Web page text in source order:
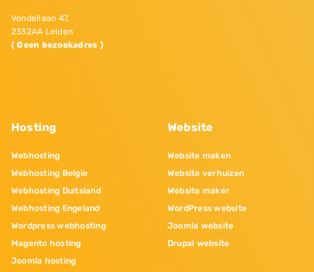
Vondellaan 47,
2332AA Leiden
( Geen bezoekadres )
Hosting
Webhosting
Webhosting Belgie
Webhosting Duitsland
Webhosting Engeland
Wordpress webhosting
Magento hosting
Joomla hosting
Website
Website maken
Website verhuizen
Website maker
WordPress website
Joomla website
Drupal website